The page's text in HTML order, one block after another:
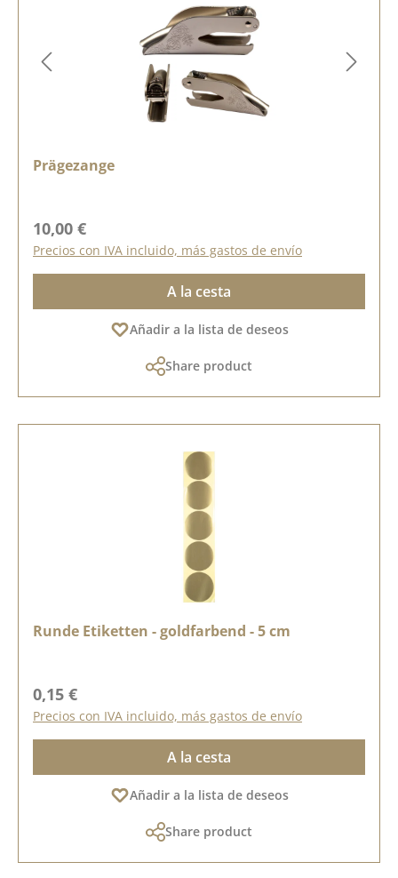
Prägezange
Precio normal:
10,00 €
Precios con IVA incluido, más gastos de envío
A la cesta
Añadir a la lista de deseos
Share product
Runde Etiketten - goldfarbend - 5 cm
Precio normal:
0,15 €
Precios con IVA incluido, más gastos de envío
A la cesta
Añadir a la lista de deseos
Share product